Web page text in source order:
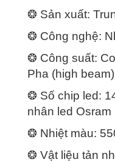
❂ Sản xuất:
❂ Công nghệ:
❂ Công suất:
Pha (high
❂ Số chip led:
nhân led Osram
❂ Nhiệt màu:
❂ Vật liệu tản